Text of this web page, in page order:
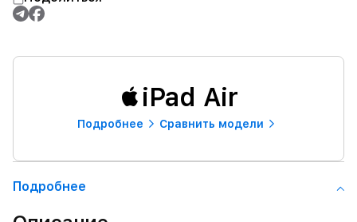
iPad Air
Подробнее Сравнить модели
Подробнее